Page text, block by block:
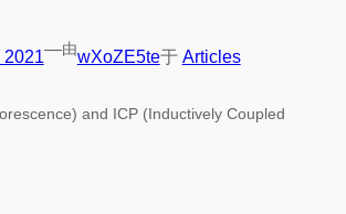
2021—由wXoZE5te于 Articles
and ICP (Inductively Coupled